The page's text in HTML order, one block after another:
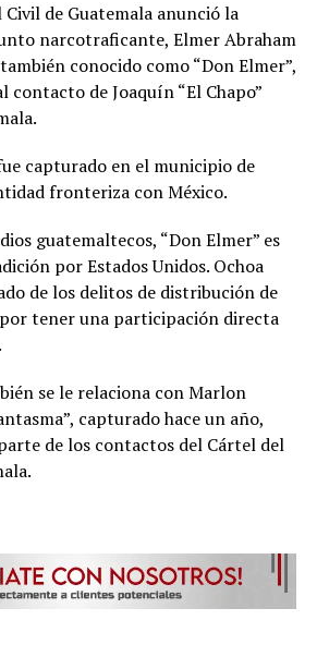
de Guatemala anunció la
narcotraficante, Elmer Abraham
conocido como “Don Elmer”,
contacto de Joaquín “El Chapo”
capturado en el municipio de
fronteriza con México.
guatemaltecos, “Don Elmer” es
por Estados Unidos. Ochoa
de los delitos de distribución de
tener una participación directa
se le relaciona con Marlon
capturado hace un año,
de los contactos del Cártel del